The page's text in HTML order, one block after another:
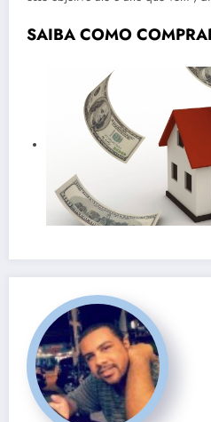
SAIBA COMO